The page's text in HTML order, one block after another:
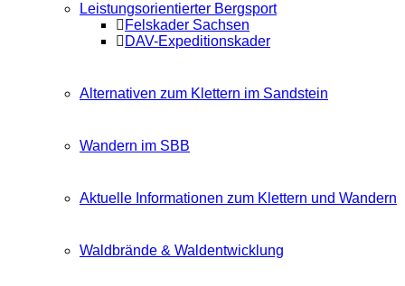
Leistungsorientierter Bergsport
Felskader Sachsen
DAV-Expeditionskader
Alternativen zum Klettern im Sandstein
Wandern im SBB
Aktuelle Informationen zum Klettern und Wandern
Waldbrände & Waldentwicklung